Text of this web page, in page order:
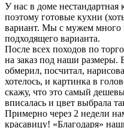
У нас в доме нестандартная
поэтому готовые кухни
вариант. Мы с мужем много
подходящего варианта.
После всех походов по
на заказ под наши размеры.
обмерил, посчитал,
хотелось, и картинка в
скажу, что это самый
вписалась и цвет выбрала
Примерно через 2 недели
красавицу! «Благодаря»